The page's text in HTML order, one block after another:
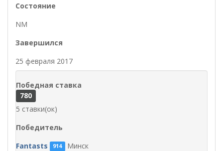
Состояние
NM
Завершился
25 февраля 2017
Победная ставка
780
5 ставки(ок)
Победитель
Fantasts
914 Минск